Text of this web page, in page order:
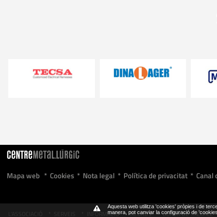
Aquesta web utilitza 'cookies' pròpies i de
manera, pot canviar la configuració de
Mapa web* Cookies* Nota legal * Política de privacitat* Canal
L'ASSOCIACIÓ * SERVEIS * INFORMACIÓ*ACORDS*BORSA DE TREBALL